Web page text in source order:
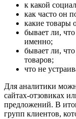
к какой
как часто он
какие товары
бывает ли,
именно;
бывает ли,
товаров;
что не
Для аналитики
сайтах-отзовиках
предложений. В
групп клиентов,